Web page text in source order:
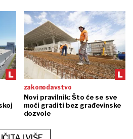
zakonodavstvo
Novi pravilnik: Što će se sve
moći graditi bez građevinske
dozvole